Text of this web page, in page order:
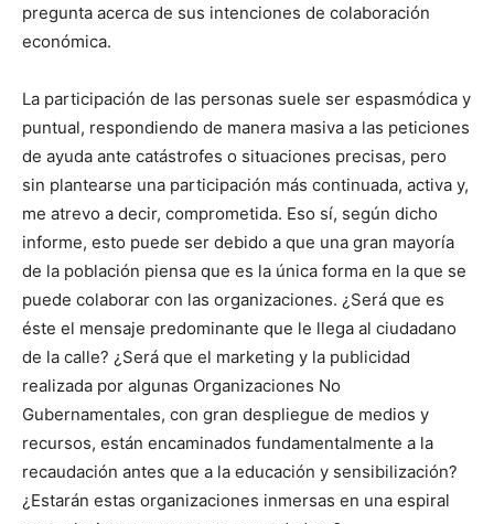
pregunta acerca de sus intenciones de colaboración
económica.
La participación de las personas suele ser espasmódica y
puntual, respondiendo de manera masiva a las peticiones
de ayuda ante catástrofes o situaciones precisas, pero
sin plantearse una participación más continuada, activa y,
me atrevo a decir, comprometida. Eso sí, según dicho
informe, esto puede ser debido a que una gran mayoría
de la población piensa que es la única forma en la que se
puede colaborar con las organizaciones. ¿Será que es
éste el mensaje predominante que le llega al ciudadano
de la calle? ¿Será que el marketing y la publicidad
realizada por algunas Organizaciones No
Gubernamentales, con gran despliegue de medios y
recursos, están encaminados fundamentalmente a la
recaudación antes que a la educación y sensibilización?
¿Estarán estas organizaciones inmersas en una espiral